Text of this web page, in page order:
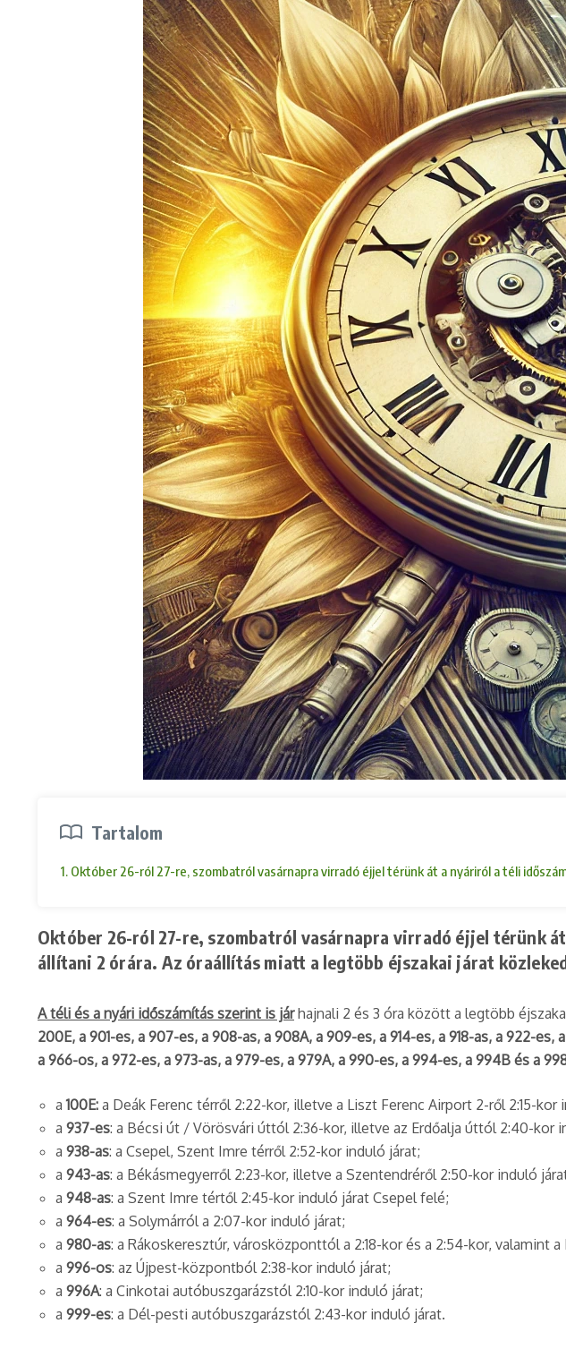
Tartalom
1. Október 26-ról 27-re, szombatról vasárnapra virradó éjjel térünk át a nyáriról a téli
Október 26-ról 27-re, szombatról vasárnapra virradó éjjel térünk
állítani 2 órára. Az óraállítás miatt a legtöbb éjszakai járat
A téli és a nyári időszámítás szerint is járhajnali 2 és 3 óra között a legtöbb
200E, a 901-es, a 907-es, a 908-as, a 908A, a 909-es, a 914-es, a 918-as, a 922-
a 966-os, a 972-es, a 973-as, a 979-es, a 979A, a 990-es, a 994-es, a 994B és a
a100E: a Deák Ferenc térről 2:22-kor, illetve a Liszt Ferenc Airport 2-ről 2:15-kor
a 937-es: a Bécsi út / Vörösvári úttól 2:36-kor, illetve az Erdőalja úttól 2:40-kor
a 938-as: a Csepel, Szent Imre térről 2:52-kor induló járat;
a 943-as: a Békásmegyerről 2:23-kor, illetve a Szentendréről 2:50-kor induló
a 948-as: a Szent Imre tértől 2:45-kor induló járat Csepel felé;
a 964-es: a Solymárról a 2:07-kor induló járat;
a 980-as: a Rákoskeresztúr, városközponttól a 2:18-kor és a 2:54-kor, valamint
a 996-os: az Újpest-központból 2:38-kor induló járat;
a 996A: a Cinkotai autóbuszgarázstól 2:10-kor induló járat;
a 999-es: a Dél-pesti autóbuszgarázstól 2:43-kor induló járat.